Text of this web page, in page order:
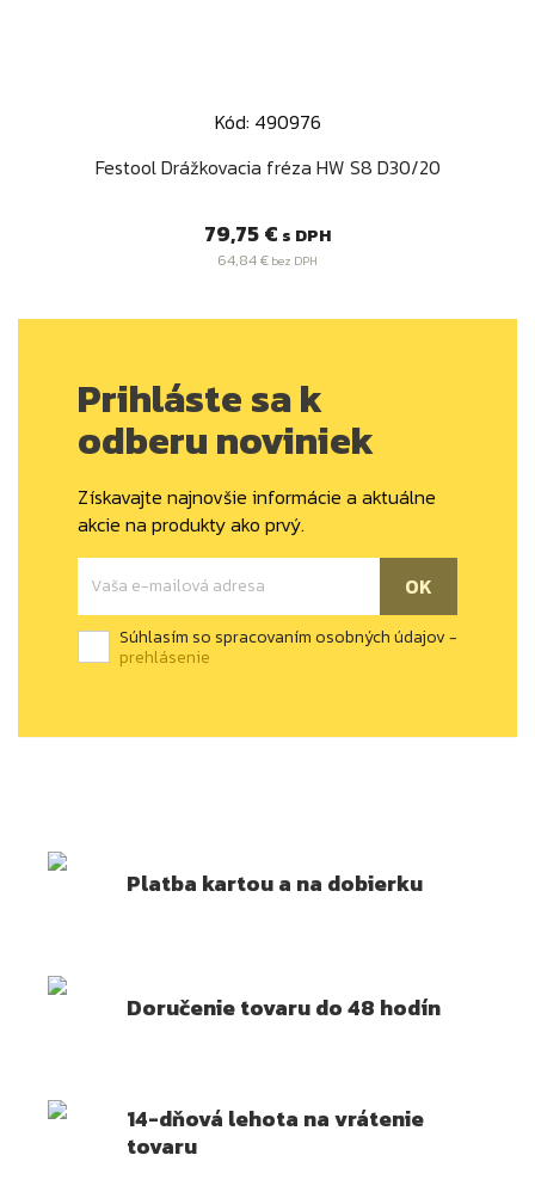
Kód: 490976
Festool Drážkovacia fréza HW S8 D30/20
Cena
79,75 € s DPH
64,84 € bez DPH
Prihláste sa k
odberu noviniek
Získavajte najnovšie informácie a aktuálne
akcie na produkty ako prvý.
Súhlasím so spracovaním osobných údajov -
prehlásenie
Platba kartou a na dobierku
Doručenie tovaru do 48 hodín
14-dňová lehota na vrátenie
tovaru